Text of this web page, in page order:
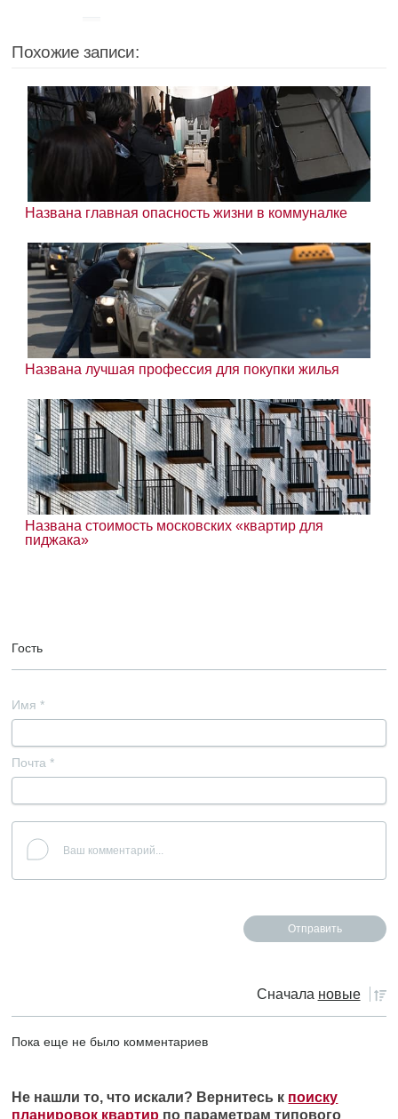
Похожие записи:
Названа главная опасность жизни в коммуналке
Названа лучшая профессия для покупки жилья
Названа стоимость московских «квартир для
пиджака»
Гость
Имя *
Почта *
Сначала новые
Пока еще не было комментариев
Не нашли то, что искали? Вернитесь к поиску
планировок квартир по параметрам типового